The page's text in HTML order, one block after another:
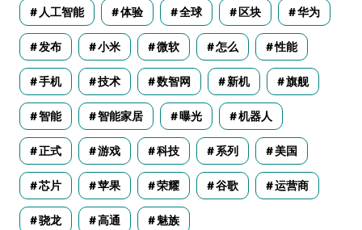
人工智能 体验 全球 区块 华为
发布 小米 微软 怎么 性能
手机 技术 数智网 新机 旗舰
智能 智能家居 曝光 机器人
正式 游戏 科技 系列 美国
芯片 苹果 荣耀 谷歌 运营商
骁龙 高通 魅族